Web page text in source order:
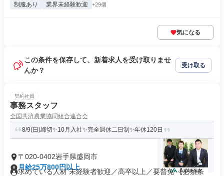
制服あり 業界未経験歓迎 +29個
気になる
この条件を保存して、新着求人を受け取りませ
んか？
受け取る
契約社員
事務スタッフ
全国共済農業協同組合連合会
8/9(日)締切✨10月入社✨完全週休二日制✨年休120日
〒020-0402岩手県盛岡市
月給25万800円以上
求めている人材 未経験者歓迎／高卒以上／要普免 【必須条